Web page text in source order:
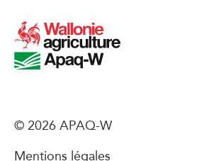
© 2026 APAQ-W
Mentions légales